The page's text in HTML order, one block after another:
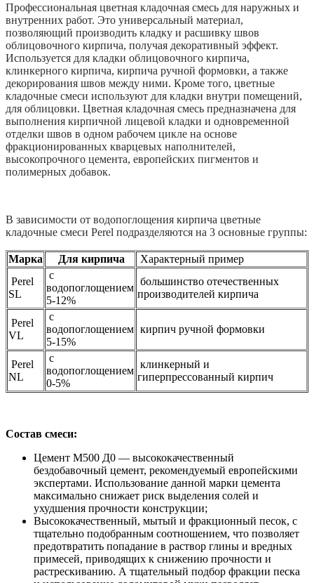
водопоглощением
0-
5%,
50кг
Профессиональная цветная кладочная смесь для наружных и
внутренних работ. Это универсальный материал,
позволяющий производить кладку и расшивку швов
облицовочного кирпича, получая декоративный эффект.
Используется для кладки облицовочного кирпича,
клинкерного кирпича, кирпича ручной формовки, а также
декорирования швов между ними. Кроме того, цветные
кладочные смеси используют для кладки внутри помещений,
для облицовки. Цветная кладочная смесь предназначена для
выполнения кирпичной лицевой кладки и одновременной
отделки швов в одном рабочем цикле на основе
фракционированных кварцевых наполнителей,
высокопрочного цемента, европейских пигментов и
полимерных добавок.
В зависимости от водопоглощения кирпича цветные
кладочные смеси Perel подразделяются на 3 основные группы:
Марка Для кирпича
Характерный пример
Perel
SL
с
водопоглощением
5-12%
большинство отечественных
производителей кирпича
Perel
VL
с
водопоглощением
5-15%
кирпич ручной формовки
Perel
NL
с
водопоглощением
0-5%
клинкерный и
гиперпрессованный кирпич
Состав смеси:
Цемент М500 Д0 — высококачественный
бездобавочный цемент, рекомендуемый европейскими
экспертами. Использование данной марки цемента
максимально снижает риск выделения солей и
ухудшения прочности конструкции;
Высококачественный, мытый и фракционный песок, с
тщательно подобранным соотношением, что позволяет
предотвратить попадание в раствор глины и вредных
примесей, приводящих к снижению прочности и
растрескиванию. А тщательный подбор фракции песка